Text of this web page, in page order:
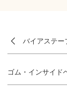
バイアステー
ゴム・インサイド